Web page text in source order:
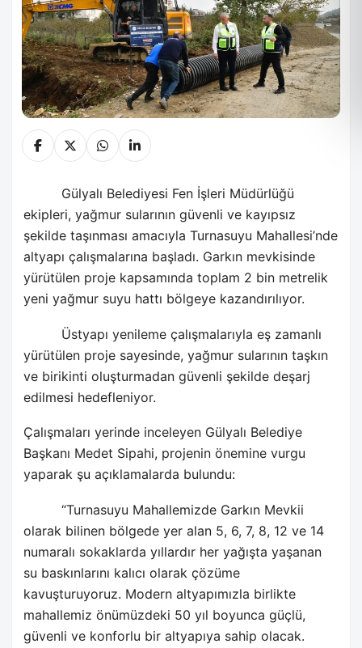
Gülyalı Belediyesi Fen İşleri Müdürlüğü
ekipleri, yağmur sularının güvenli ve kayıpsız
şekilde taşınması amacıyla Turnasuyu Mahallesi’nde
altyapı çalışmalarına başladı. Garkın mevkisinde
yürütülen proje kapsamında toplam 2 bin metrelik
yeni yağmur suyu hattı bölgeye kazandırılıyor.
Üstyapı yenileme çalışmalarıyla eş zamanlı
yürütülen proje sayesinde, yağmur sularının taşkın
ve birikinti oluşturmadan güvenli şekilde deşarj
edilmesi hedefleniyor.
Çalışmaları yerinde inceleyen Gülyalı Belediye
Başkanı Medet Sipahi, projenin önemine vurgu
yaparak şu açıklamalarda bulundu:
“Turnasuyu Mahallemizde Garkın Mevkii
olarak bilinen bölgede yer alan 5, 6, 7, 8, 12 ve 14
numaralı sokaklarda yıllardır her yağışta yaşanan
su baskınlarını kalıcı olarak çözüme
kavuşturuyoruz. Modern altyapımızla birlikte
mahallemiz önümüzdeki 50 yıl boyunca güçlü,
güvenli ve konforlu bir altyapıya sahip olacak.